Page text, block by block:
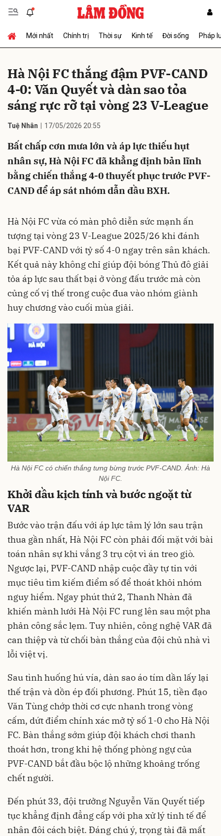
Mới nhất Chính trị Thời sự Kinh tế Đời sống Pháp
Hà Nội FC thắng đậm PVF-CAND
4-0: Văn Quyết và dàn sao tỏa
sáng rực rỡ tại vòng 23 V-League
Tuệ Nhân 17/05/2026 20:55
Bất chấp cơn mưa lớn và áp lực thiếu hụt
nhân sự, Hà Nội FC đã khẳng định bản lĩnh
bằng chiến thắng 4-0 thuyết phục trước PVF-
CAND để áp sát nhóm dẫn đầu BXH.
Hà Nội FC vừa có màn phô diễn sức mạnh ấn
tượng tại vòng 23 V-League 2025/26 khi đánh
bại PVF-CAND với tỷ số 4-0 ngay trên sân khách.
Kết quả này không chỉ giúp đội bóng Thủ đô giải
tỏa áp lực sau thất bại ở vòng đấu trước mà còn
củng cố vị thế trong cuộc đua vào nhóm giành
huy chương vào cuối mùa giải.
Hà Nội FC có chiến thắng tưng bừng trước PVF-CAND. Ảnh: Hà
Nội FC.
Khởi đầu kịch tính và bước ngoặt từ
VAR
Bước vào trận đấu với áp lực tâm lý lớn sau trận
thua gần nhất, Hà Nội FC còn phải đối mặt với bài
toán nhân sự khi vắng 3 trụ cột vì án treo giò.
Ngược lại, PVF-CAND nhập cuộc đầy tự tin với
mục tiêu tìm kiếm điểm số để thoát khỏi nhóm
nguy hiểm. Ngay phút thứ 2, Thanh Nhàn đã
khiến mành lưới Hà Nội FC rung lên sau một pha
phản công sắc lẹm. Tuy nhiên, công nghệ VAR đã
can thiệp và từ chối bàn thắng của đội chủ nhà vì
lỗi việt vị.
Sau tình huống hú vía, dàn sao áo tím dần lấy lại
thế trận và dồn ép đối phương. Phút 15, tiền đạo
Văn Tùng chớp thời cơ cực nhanh trong vòng
cấm, dứt điểm chính xác mở tỷ số 1-0 cho Hà Nội
FC. Bàn thắng sớm giúp đội khách chơi thanh
thoát hơn, trong khi hệ thống phòng ngự của
PVF-CAND bắt đầu bộc lộ những khoảng trống
chết người.
Đến phút 33, đội trưởng Nguyễn Văn Quyết tiếp
tục khẳng định đẳng cấp với pha xử lý tinh tế để
nhân đôi cách biệt. Đáng chú ý, trọng tài đã mất
Gửi bình luận
Hủy